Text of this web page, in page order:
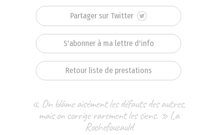
Partager sur Twitter
S'abonner à ma lettre d'info
Retour liste de prestations
« On blâme aisément les défauts des autres,
mais on corrige rarement les siens. » La
Rochefoucauld